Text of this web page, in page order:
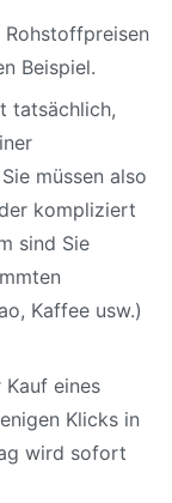
Beispiel.
tatsächlich,
müssen also
kompliziert
sind Sie
Kaffee usw.)
eines
Klicks in
wird sofort